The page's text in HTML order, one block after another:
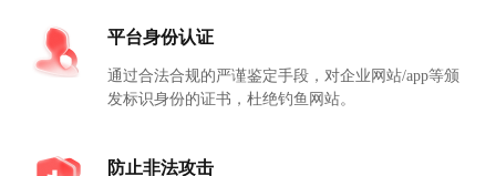
平台身份认证
通过合法合规的严谨鉴定手段，对企业网站/app等颁
发标识身份的证书，杜绝钓鱼网站。
防止非法攻击